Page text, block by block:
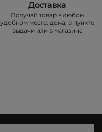
Доставка
Получай товар в любом
удобном месте: дома, в пункте
выдачи или в магазине